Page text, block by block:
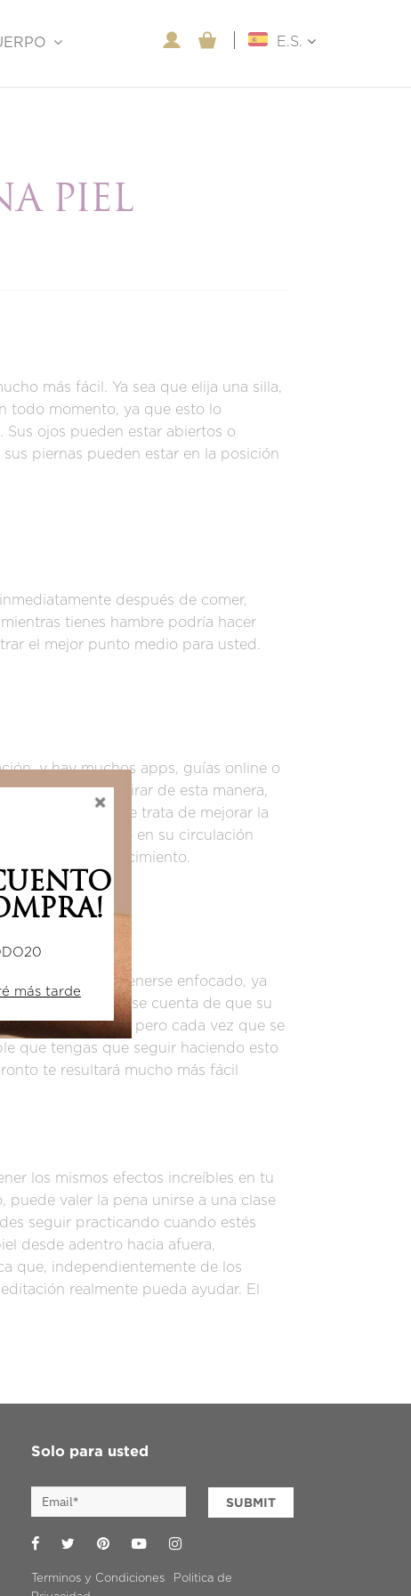
E.S.
PIEL
más fácil. Ya sea que elija una silla,
todo momento, ya que esto lo
Sus ojos pueden estar abiertos o
piernas pueden estar en la posición
después de comer,
tienes hambre podría hacer
el mejor punto medio para usted.
y hay muchos apps, guías online o
detalle. Al respirar de esta manera,
clave cuando se trata de mejorar la
tiene un impacto en su circulación
de envejecimiento.
es mantenerse enfocado, ya
tiempo para darse cuenta de que su
su respiración, pero cada vez que se
que tengas que seguir haciendo esto
te resultará mucho más fácil
los mismos efectos increíbles en tu
valer la pena unirse a una clase
seguir practicando cuando estés
desde adentro hacia afuera,
que, independientemente de los
realmente pueda ayudar. El
Solo para usted
SUBMIT
Facebook
TwitterPinterestYouTubeInstagram
Terminos y Condiciones
Politica de
más tarde